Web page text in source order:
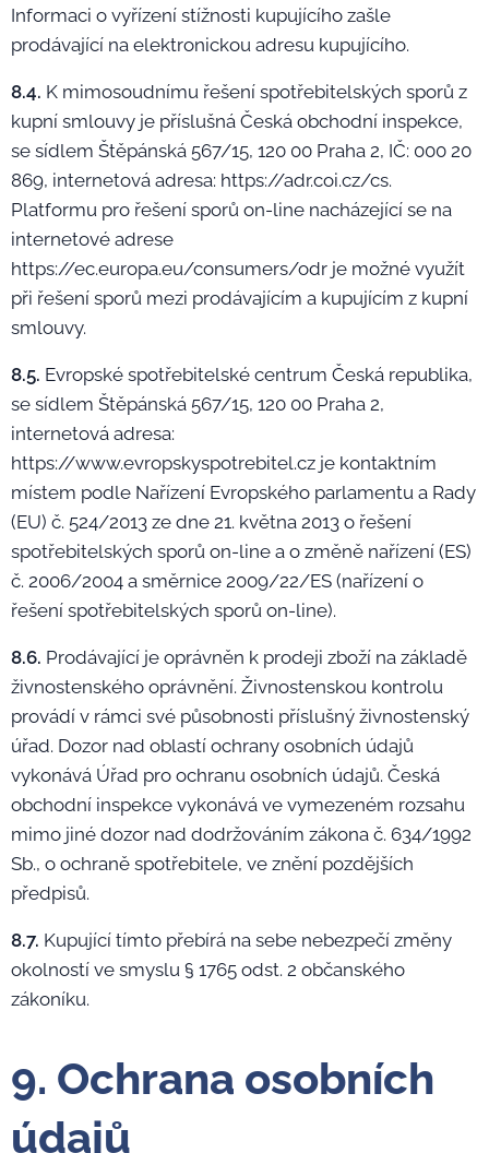
Informaci o vyřízení stížnosti kupujícího zašle
prodávající na elektronickou adresu kupujícího.
8.4. K mimosoudnímu řešení spotřebitelských sporů z
kupní smlouvy je příslušná Česká obchodní inspekce,
se sídlem Štěpánská 567/15, 120 00 Praha 2, IČ: 000 20
869, internetová adresa: https://adr.coi.cz/cs.
Platformu pro řešení sporů on-line nacházející se na
internetové adrese
https://ec.europa.eu/consumers/odr je možné využít
při řešení sporů mezi prodávajícím a kupujícím z kupní
smlouvy.
8.5. Evropské spotřebitelské centrum Česká republika,
se sídlem Štěpánská 567/15, 120 00 Praha 2,
internetová adresa:
https://www.evropskyspotrebitel.cz je kontaktním
místem podle Nařízení Evropského parlamentu a Rady
(EU) č. 524/2013 ze dne 21. května 2013 o řešení
spotřebitelských sporů on-line a o změně nařízení (ES)
č. 2006/2004 a směrnice 2009/22/ES (nařízení o
řešení spotřebitelských sporů on-line).
8.6. Prodávající je oprávněn k prodeji zboží na základě
živnostenského oprávnění. Živnostenskou kontrolu
provádí v rámci své působnosti příslušný živnostenský
úřad. Dozor nad oblastí ochrany osobních údajů
vykonává Úřad pro ochranu osobních údajů. Česká
obchodní inspekce vykonává ve vymezeném rozsahu
mimo jiné dozor nad dodržováním zákona č. 634/1992
Sb., o ochraně spotřebitele, ve znění pozdějších
předpisů.
8.7. Kupující tímto přebírá na sebe nebezpečí změny
okolností ve smyslu § 1765 odst. 2 občanského
zákoníku.
9. Ochrana osobních
údajů